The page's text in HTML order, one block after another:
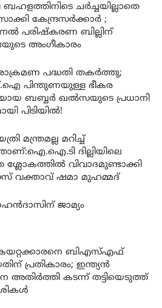
ബഹളത്തിനിടെ ചർച്ചയില്ലാതെ
കേന്ദ്രസർക്കാർ ;
പരിഷ്കരണ ബില്ലിന്
അംഗീകാരം
പദ്ധതി തകർത്തു;
പിന്തുണയുള്ള ഭീകര
ബബ്ബർ ഖൽസയുടെ പ്രധാനി
പിടിയിൽ!
മന്ത്രമല്ല മറിച്ച്
ദില്ലിയിലെ
വിവാദമുണ്ടാക്കി
വക്താവ് ഷമാ മുഹമ്മദ്
ജാമ്യം
ബിഎസ്എഫ്
പ്രതികാരം; ഇന്ത്യൻ
കടന്ന് തട്ടിയെടുത്ത്